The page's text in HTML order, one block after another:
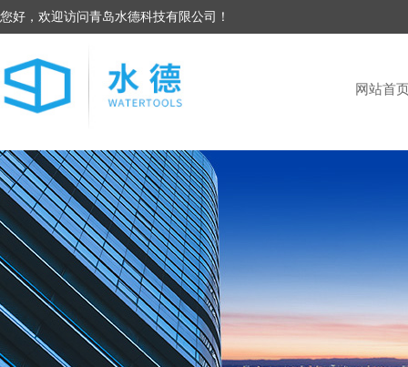
您好，欢迎访问青岛水德科技有限公司！
网站首